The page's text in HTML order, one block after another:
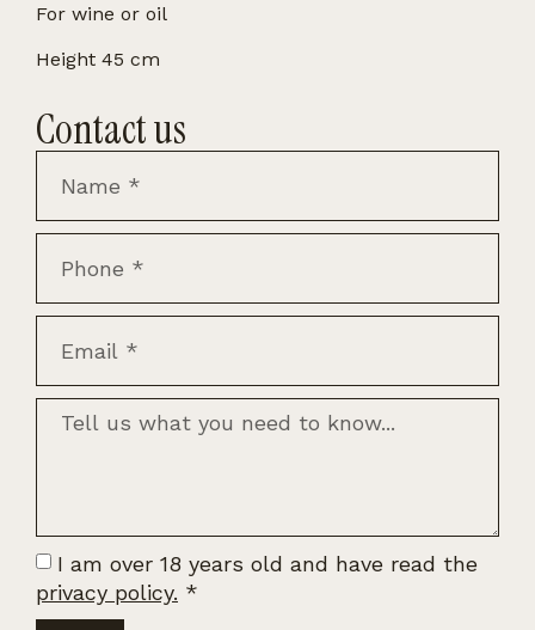
For wine or oil
Height 45 cm
Contact us
I am over 18 years old and have read the
privacy policy. *